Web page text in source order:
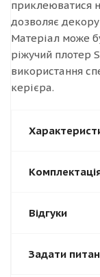
приклеюватися
дозволяє
Матеріал може
ріжучий плотер
використання
керієра.
Відгуки
Задати